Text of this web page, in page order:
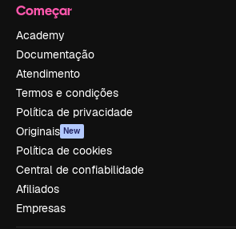
Começar
Academy
Documentação
Atendimento
Termos e condições
Política de privacidade
Originais New
Política de cookies
Central de confiabilidade
Afiliados
Empresas